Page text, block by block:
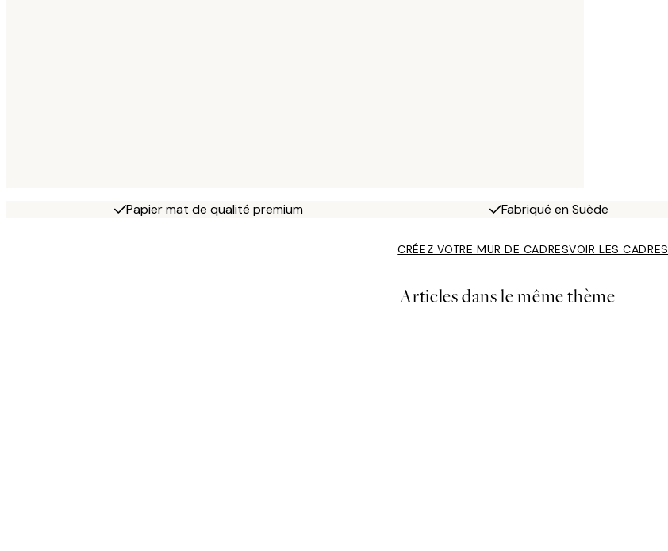
Papier mat de qualité premium Fabriqué en Suède
CRÉEZ VOTRE MUR DE CADRESVOIR LES CADRES
Articles dans le même thème